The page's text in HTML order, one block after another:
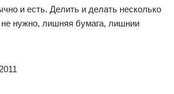
и есть. Делить и делать несколько
нужно, лишняя бумага, лишнии